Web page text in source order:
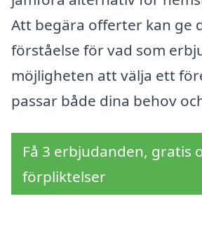
Att begära offerter kan ge
förståelse för vad som
möjligheten att välja ett
passar både dina behov
Få 3 erbjudanden, gratis
förpliktelser